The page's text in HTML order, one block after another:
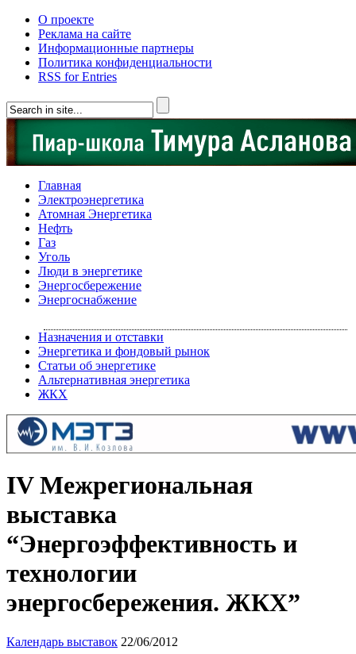
О проекте
Реклама на сайте
Информационные партнеры
Политика конфиденциальности
RSS for Entries
Главная
Электроэнергетика
Атомная Энергетика
Нефть
Газ
Уголь
Люди в энергетике
Энергосбережение
Энергоснабжение
Назначения и отставки
Энергетика и фондовый рынок
Статьи об энергетике
Альтернативная энергетика
ЖКХ
IV Межрегиональная
выставка
“Энергоэффективность и
технологии
энергосбережения. ЖКХ”
Календарь выставок 22/06/2012